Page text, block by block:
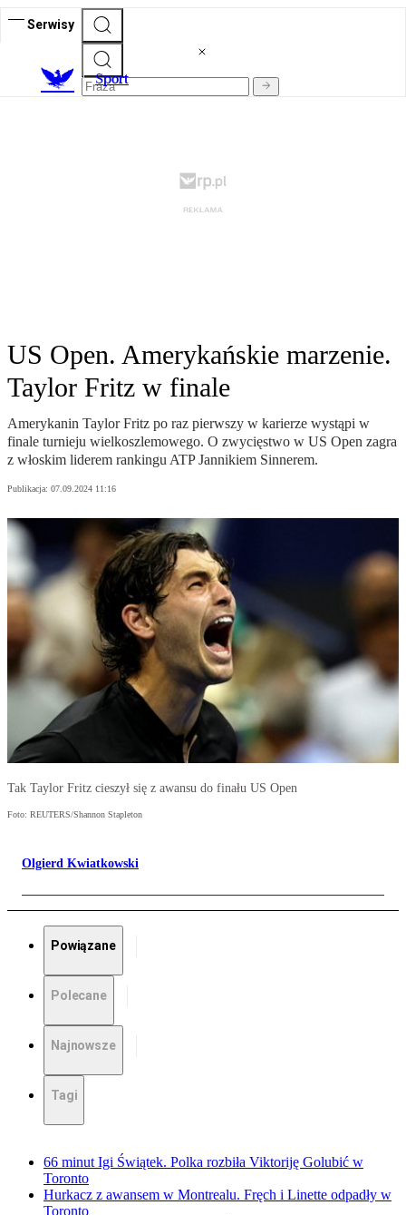
Serwisy
Sport
US Open. Amerykańskie marzenie.
Taylor Fritz w finale
Amerykanin Taylor Fritz po raz pierwszy w karierze wystąpi w
finale turnieju wielkoszlemowego. O zwycięstwo w US Open zagra
z włoskim liderem rankingu ATP Jannikiem Sinnerem.
Publikacja: 07.09.2024 11:16
Tak Taylor Fritz cieszył się z awansu do finału US Open
Foto: REUTERS/Shannon Stapleton
Olgierd Kwiatkowski
Powiązane
Polecane
Najnowsze
Tagi
66 minut Igi Świątek. Polka rozbiła Viktoriję Golubić w
Toronto
Hurkacz z awansem w Montrealu. Fręch i Linette odpadły w
Toronto